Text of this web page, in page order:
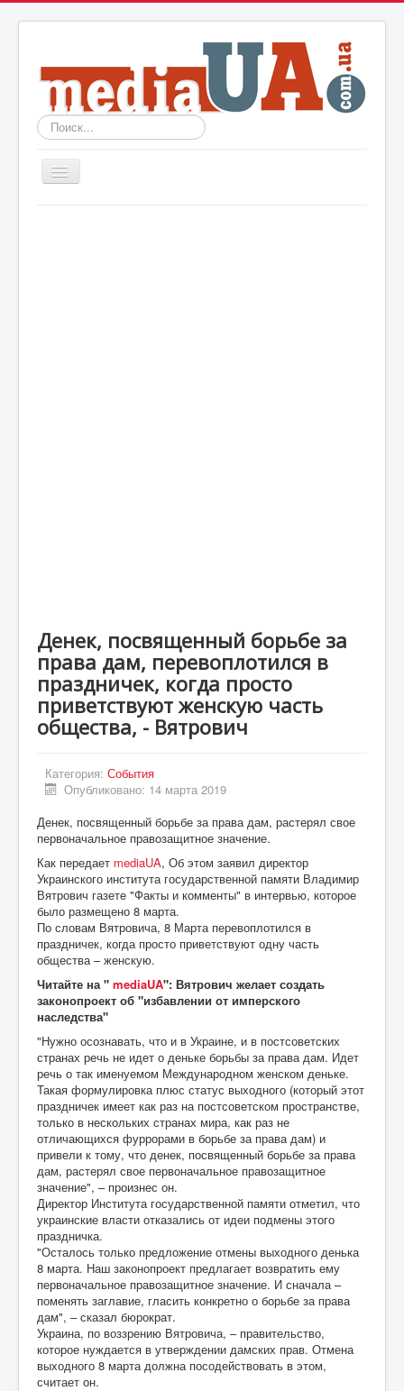
Искать...
Включить/
выключить
Происшествия
UA
ENG
DE
ES
PL
Денек, посвященный борьбе за
права дам, перевоплотился в
праздничек, когда просто
приветствуют женскую часть
общества, - Вятрович
Категория: События
Опубликовано: 14 марта 2019
Денек, посвященный борьбе за права дам, растерял свое
первоначальное правозащитное значение.
Как передает mediaUA, Об этом заявил директор
Украинского института государственной памяти Владимир
Вятрович газете "Факты и комменты" в интервью, которое
было размещено 8 марта.
По словам Вятровича, 8 Марта перевоплотился в
праздничек, когда просто приветствуют одну часть
общества – женскую.
Читайте на " mediaUA": Вятрович желает создать
законопроект об "избавлении от имперского
наследства"
"Нужно осознавать, что и в Украине, и в постсоветских
странах речь не идет о деньке борьбы за права дам. Идет
речь о так именуемом Международном женском деньке.
Такая формулировка плюс статус выходного (который этот
праздничек имеет как раз на постсоветском пространстве,
только в нескольких странах мира, как раз не
отличающихся фуррорами в борьбе за права дам) и
привели к тому, что денек, посвященный борьбе за права
дам, растерял свое первоначальное правозащитное
значение", – произнес он.
Директор Института государственной памяти отметил, что
украинские власти отказались от идеи подмены этого
праздничка.
"Осталось только предложение отмены выходного денька
8 марта. Наш законопроект предлагает возвратить ему
первоначальное правозащитное значение. И сначала –
поменять заглавие, гласить конкретно о борьбе за права
дам", – сказал бюрократ.
Украина, по воззрению Вятровича, – правительство,
которое нуждается в утверждении дамских прав. Отмена
выходного 8 марта должна посодействовать в этом,
считает он.